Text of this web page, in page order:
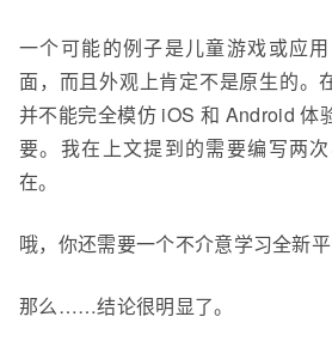
一个可能的例子是儿童游戏或应
面，而且外观上肯定不是原生的。
并不能完全模仿 iOS 和 Android 体
要。我在上文提到的需要编写两
在。
哦，你还需要一个不介意学习全新平
那么……结论很明显了。